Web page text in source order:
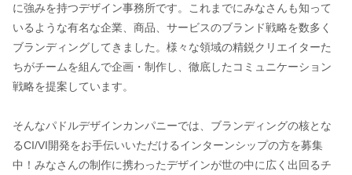
に強みを持つデザイン事務所です。これまでにみなさんも知って
いるような有名な企業、商品、サービスのブランド戦略を数多く
ブランディングしてきました。様々な領域の精鋭クリエイターた
ちがチームを組んで企画・制作し、徹底したコミュニケーション
戦略を提案しています。
そんなパドルデザインカンパニーでは、ブランディングの核とな
るCI/VI開発をお手伝いいただけるインターンシップの方を募集
中！みなさんの制作に携わったデザインが世の中に広く出回るチ